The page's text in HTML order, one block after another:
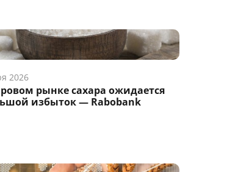
2026
рынке сахара ожидается
избыток — Rabobank